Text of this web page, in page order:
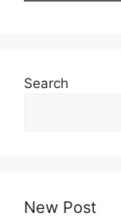
Search
New Post